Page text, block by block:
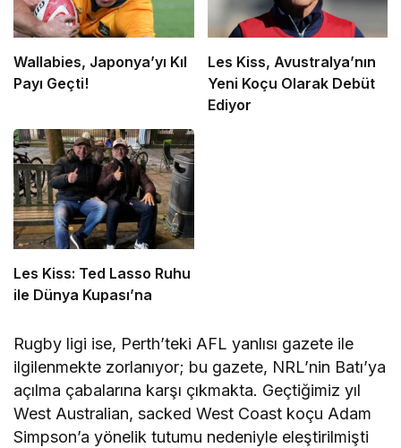
Wallabies, Japonya’yı Kıl
Payı Geçti!
Les Kiss, Avustralya’nın
Yeni Koçu Olarak Debüt
Ediyor
Les Kiss: Ted Lasso Ruhu
ile Dünya Kupası’na
Rugby ligi ise, Perth’teki AFL yanlısı gazete ile
ilgilenmekte zorlanıyor; bu gazete, NRL’nin Batı’ya
açılma çabalarına karşı çıkmakta. Geçtiğimiz yıl
West Australian, sacked West Coast koçu Adam
Simpson’a yönelik tutumu nedeniyle eleştirilmişti